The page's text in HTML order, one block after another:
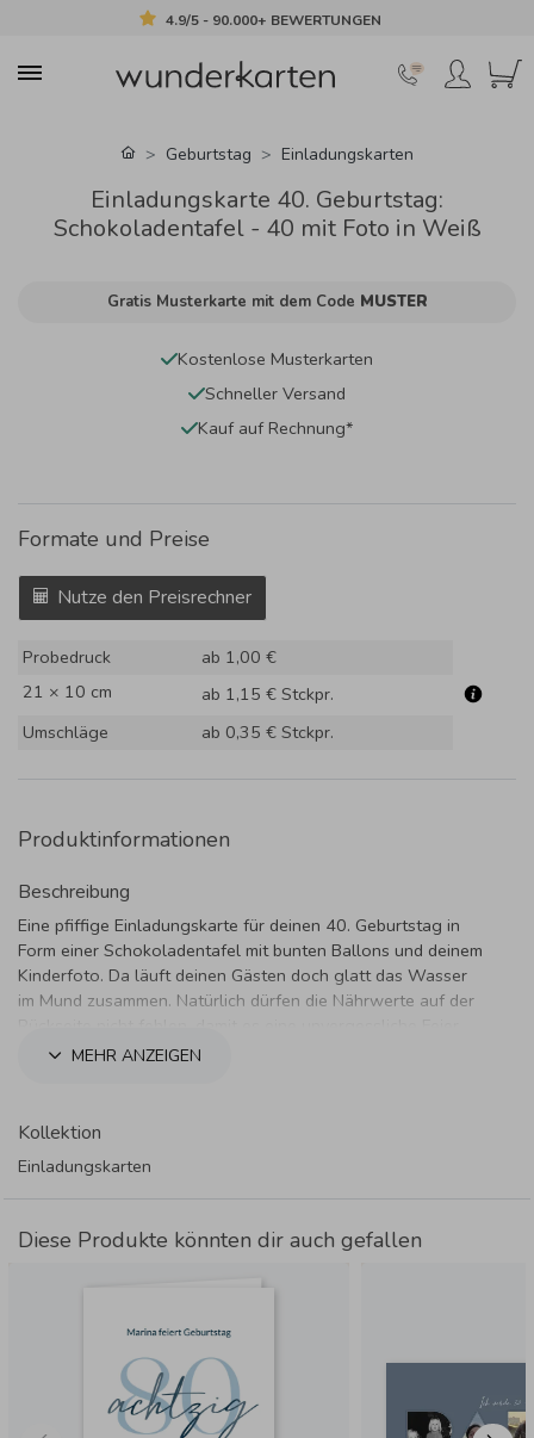
4.9/5 - 90.000+ BEWERTUNGEN
Geburtstag Einladungskarten
Einladungskarte 40. Geburtstag:
Schokoladentafel - 40 mit Foto in Weiß
Gratis Musterkarte mit dem Code MUSTER
Kostenlose Musterkarten
Schneller Versand
Kauf auf Rechnung*
Formate und Preise
Nutze den Preisrechner
Probedruck
ab 1,00 €
21 × 10 cm
ab 1,15 € Stckpr.
Umschläge
ab 0,35 € Stckpr.
Produktinformationen
Beschreibung
Eine pfiffige Einladungskarte für deinen 40. Geburtstag in
Form einer Schokoladentafel mit bunten Ballons und deinem
Kinderfoto. Da läuft deinen Gästen doch glatt das Wasser
im Mund zusammen. Natürlich dürfen die Nährwerte auf der
wird.
MEHR ANZEIGEN
Kollektion
Einladungskarten
Diese Produkte könnten dir auch gefallen